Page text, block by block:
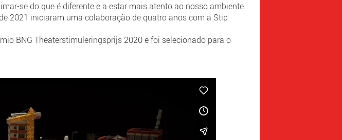
se do que é diferente e a estar mais atento ao nosso ambiente.
2021 iniciaram uma colaboração de quatro anos com a Stip
BNG Theaterstimuleringsprijs 2020 e foi selecionado para o